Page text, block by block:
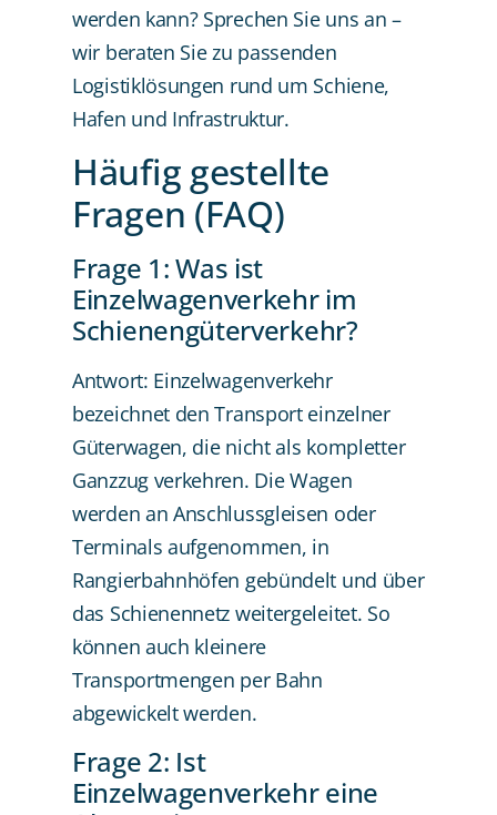
werden kann? Sprechen Sie uns an –
wir beraten Sie zu passenden
Logistiklösungen rund um Schiene,
Hafen und Infrastruktur.
Häufig gestellte
Fragen (FAQ)
Frage 1: Was ist
Einzelwagenverkehr im
Schienengüterverkehr?
Antwort: Einzelwagenverkehr
bezeichnet den Transport einzelner
Güterwagen, die nicht als kompletter
Ganzzug verkehren. Die Wagen
werden an Anschlussgleisen oder
Terminals aufgenommen, in
Rangierbahnhöfen gebündelt und über
das Schienennetz weitergeleitet. So
können auch kleinere
Transportmengen per Bahn
abgewickelt werden.
Frage 2: Ist
Einzelwagenverkehr eine